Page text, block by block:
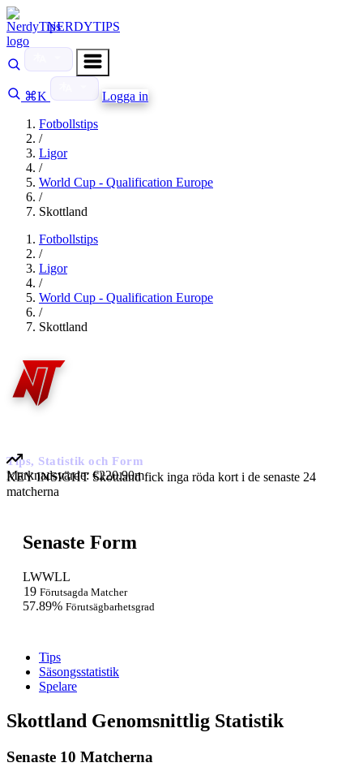
NERDYTIPS
⌘K
Logga in
Fotbollstips
/
Ligor
/
World Cup - Qualification Europe
/
Skottland
Fotbollstips
/
Ligor
/
World Cup - Qualification Europe
/
Skottland
Tips, Statistik och Form
Marknadsvärde: €220.90m
KEY INSIGHT Skottland fick inga röda kort i de senaste 24
matcherna
Senaste Form
LWWLL
19 Förutsagda Matcher
57.89% Förutsägbarhetsgrad
Tips
Säsongsstatistik
Spelare
Skottland Genomsnittlig Statistik
Senaste 10 Matcherna